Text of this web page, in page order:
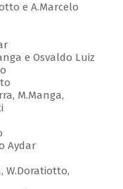
e A.Marcelo
e Osvaldo Luiz
M.Manga,
Aydar
W.Doratiotto,